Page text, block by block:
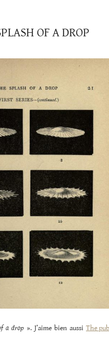
OF A DROP
a drop ». J’aime bien aussi The